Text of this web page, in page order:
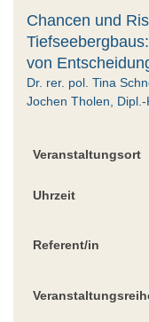
Chancen und
von
Dr. rer. pol. Tina
Jochen Tholen,
Veranstaltungsort
Uhrzeit
Referent/in